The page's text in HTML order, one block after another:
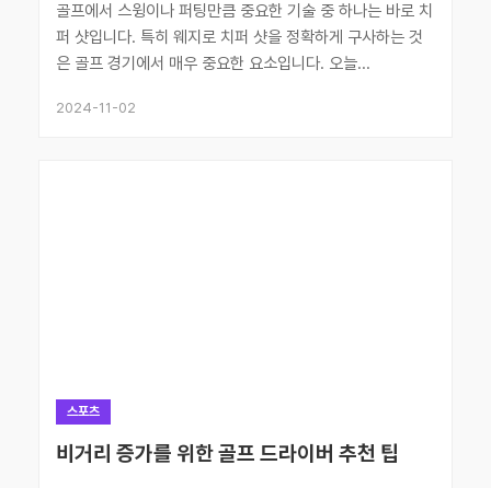
골프에서 스윙이나 퍼팅만큼 중요한 기술 중 하나는 바로 치
퍼 샷입니다. 특히 웨지로 치퍼 샷을 정확하게 구사하는 것
은 골프 경기에서 매우 중요한 요소입니다. 오늘...
2024-11-02
스포츠
비거리 증가를 위한 골프 드라이버 추천 팁